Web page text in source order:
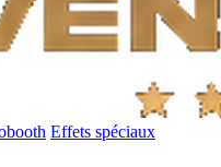
Effets spéciaux